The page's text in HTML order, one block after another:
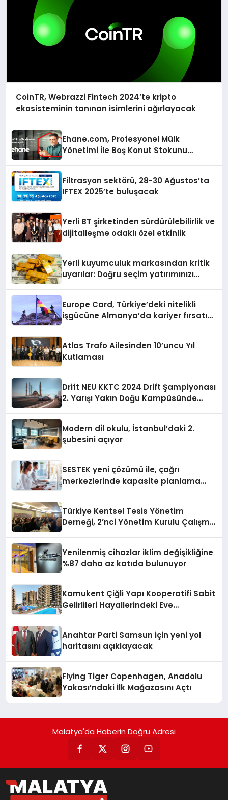
CoinTR, Webrazzi Fintech 2024’te kripto
ekosisteminin tanınan isimlerini ağırlayacak
Ehane.com, Profesyonel Mülk
Yönetimi İle Boş Konut Stokunu
Filtrasyon sektörü, 28-30 Ağustos’ta
IFTEX 2025’te buluşacak
Yerli BT şirketinden sürdürülebilirlik ve
dijitalleşme odaklı özel etkinlik
Yerli kuyumculuk markasından kritik
uyarılar: Doğru seçim yatırımınızı
Europe Card, Türkiye’deki nitelikli
işgücüne Almanya’da kariyer fırsatı
Atlas Trafo Ailesinden 10’uncu Yıl
Kutlaması
Drift NEU KKTC 2024 Drift Şampiyonası
2. Yarışı Yakın Doğu Kampüsünde
Modern dil okulu, İstanbul’daki 2.
şubesini açıyor
SESTEK yeni çözümü ile, çağrı
merkezlerinde kapasite planlama
Türkiye Kentsel Tesis Yönetim
Derneği, 2’nci Yönetim Kurulu Çalışma
Yenilenmiş cihazlar iklim değişikliğine
%87 daha az katıda bulunuyor
Kamukent Çiğli Yapı Kooperatifi Sabit
Gelirlileri Hayallerindeki Eve
Anahtar Parti Samsun için yeni yol
haritasını açıklayacak
Flying Tiger Copenhagen, Anadolu
Yakası’ndaki İlk Mağazasını Açtı
Malatya'da Haberin Doğru Adresi